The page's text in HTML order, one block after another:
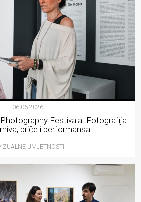
06.06.2026.
Festivala: Fotografija
priče i performansa
UMJETNOSTI